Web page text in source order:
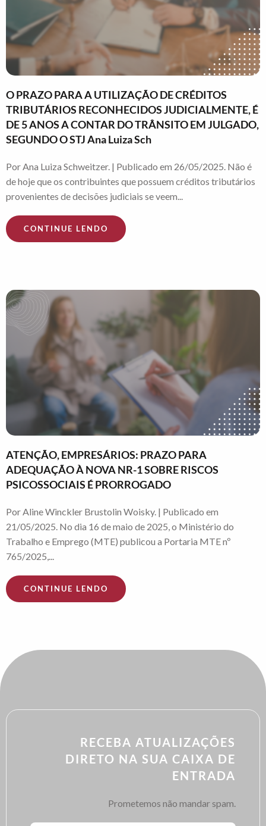
O PRAZO PARA A UTILIZAÇÃO DE CRÉDITOS
TRIBUTÁRIOS RECONHECIDOS JUDICIALMENTE, É
DE 5 ANOS A CONTAR DO TRÂNSITO EM JULGADO,
SEGUNDO O STJ Ana Luiza Sch
Por Ana Luiza Schweitzer. | Publicado em 26/05/2025. Não é
de hoje que os contribuintes que possuem créditos tributários
provenientes de decisões judiciais se veem...
CONTINUE LENDO
ATENÇÃO, EMPRESÁRIOS: PRAZO PARA
ADEQUAÇÃO À NOVA NR-1 SOBRE RISCOS
PSICOSSOCIAIS É PRORROGADO
Por Aline Winckler Brustolin Woisky. | Publicado em
21/05/2025. No dia 16 de maio de 2025, o Ministério do
Trabalho e Emprego (MTE) publicou a Portaria MTE nº
765/2025,...
CONTINUE LENDO
RECEBA ATUALIZAÇÕES
DIRETO NA SUA CAIXA DE
ENTRADA
Prometemos não mandar spam.